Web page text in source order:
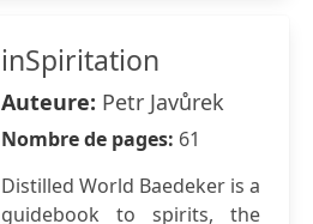
inSpiritation
Auteure: Petr Javůrek
Nombre de pages: 61
Distilled World Baedeker is a
guidebook to spirits, the